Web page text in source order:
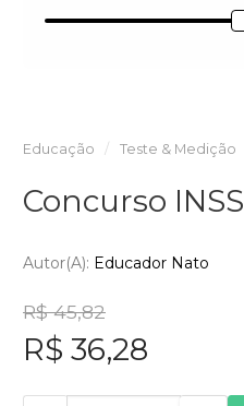
Educação Teste & Medição
Concurso INSS
Autor(a): Educador Nato
R$ 45,82
R$ 36,28